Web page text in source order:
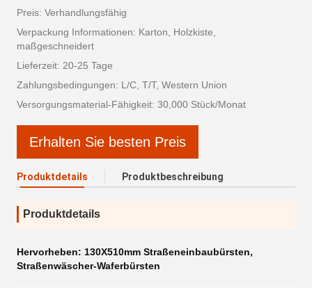
Preis: Verhandlungsfähig
Verpackung Informationen: Karton, Holzkiste,
maßgeschneidert
Lieferzeit: 20-25 Tage
Zahlungsbedingungen: L/C, T/T, Western Union
Versorgungsmaterial-Fähigkeit: 30,000 Stück/Monat
Erhalten Sie besten Preis
Produktdetails Produktbeschreibung
Produktdetails
Hervorheben: 130X510mm Straßeneinbaubürsten,
Straßenwäscher-Waferbürsten